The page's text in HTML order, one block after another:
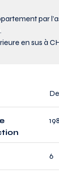
par
en sus à
6